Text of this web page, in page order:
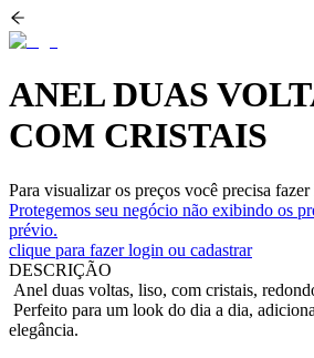
ANEL DUAS
COM CRISTAIS
Para visualizar os preços você precisa
Protegemos seu negócio não exibindo os
prévio.
clique para fazer login ou cadastrar
DESCRIÇÃO
Anel duas voltas, liso, com cristais,
Perfeito para um look do dia a dia,
elegância.